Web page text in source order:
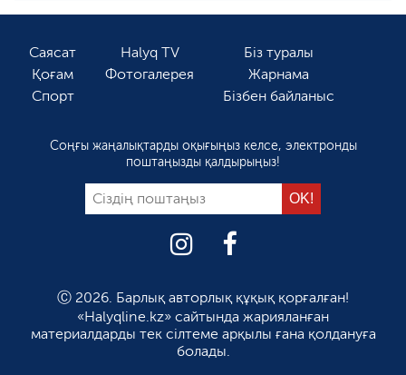
Саясат
Қоғам
Спорт
Halyq TV
Фотогалерея
Біз туралы
Жарнама
Бізбен байланыс
Соңғы жаңалықтарды оқығыңыз келсе, электронды
поштаңызды қалдырыңыз!
Ⓒ 2026. Барлық авторлық құқық қорғалған!
«Halyqline.kz» сайтында жарияланған
материалдарды тек сілтеме арқылы ғана қолдануға
болады.